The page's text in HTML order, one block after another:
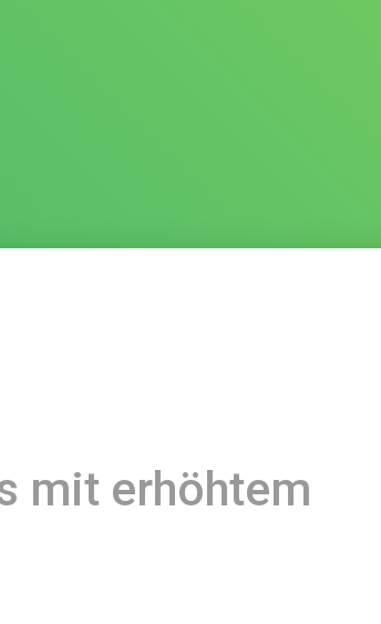
mit erhöhtem